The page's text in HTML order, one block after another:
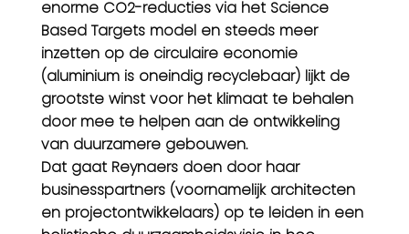
enorme CO2-reducties via het Science
Based Targets model en steeds meer
inzetten op de circulaire economie
(aluminium is oneindig recyclebaar) lijkt de
grootste winst voor het klimaat te behalen
door mee te helpen aan de ontwikkeling
van duurzamere gebouwen.
Dat gaat Reynaers doen door haar
businesspartners (voornamelijk architecten
en projectontwikkelaars) op te leiden in een